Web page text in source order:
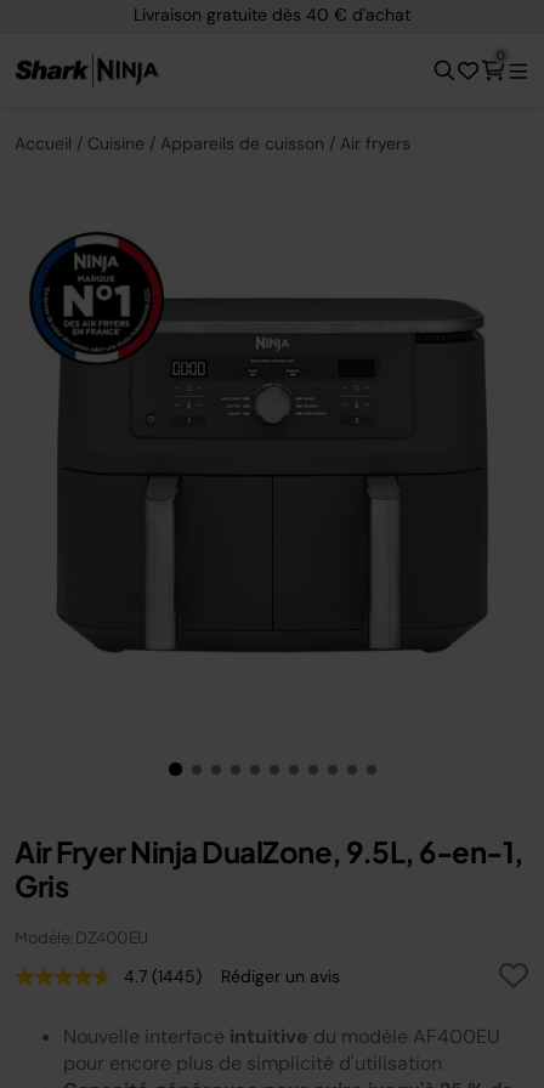
Livraison gratuite dès 40 € d'achat
0
Accueil Cuisine Appareils de cuisson Air fryers
Air Fryer Ninja DualZone, 9.5L, 6-en-1,
Gris
Modèle: DZ400EU
4.7 Lire
avis.
Lien
sur
la
(1445) Rédiger un avis
Nouvelle interface intuitive du modèle AF400EU
pour encore plus de simplicité d'utilisation